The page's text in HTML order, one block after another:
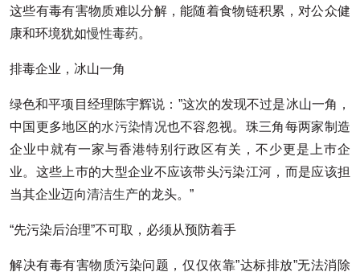
这些有毒有害物质难以分解，能随着食物链积累，对公众健
康和环境犹如慢性毒药。
排毒企业，冰山一角
绿色和平项目经理陈宇辉说：”这次的发现不过是冰山一角，
中国更多地区的水污染情况也不容忽视。珠三角每两家制造
企业中就有一家与香港特别行政区有关，不少更是上巿企
业。这些上巿的大型企业不应该带头污染江河，而是应该担
当其企业迈向清洁生产的龙头。”
“先污染后治理”不可取，必须从预防着手
解决有毒有害物质污染问题，仅仅依靠”达标排放”无法消除